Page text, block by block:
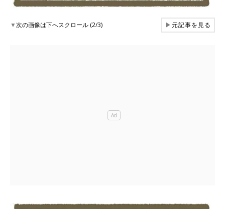
▼次の画像は下へスクロール (2/3) ▶元記事を見る